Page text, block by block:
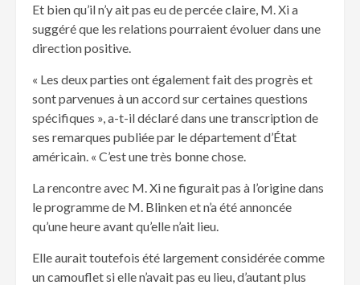
Et bien qu’il n’y ait pas eu de percée claire, M. Xi a
suggéré que les relations pourraient évoluer dans une
direction positive.
« Les deux parties ont également fait des progrès et
sont parvenues à un accord sur certaines questions
spécifiques », a-t-il déclaré dans une transcription de
ses remarques publiée par le département d’État
américain. « C’est une très bonne chose.
La rencontre avec M. Xi ne figurait pas à l’origine dans
le programme de M. Blinken et n’a été annoncée
qu’une heure avant qu’elle n’ait lieu.
Elle aurait toutefois été largement considérée comme
un camouflet si elle n’avait pas eu lieu, d’autant plus